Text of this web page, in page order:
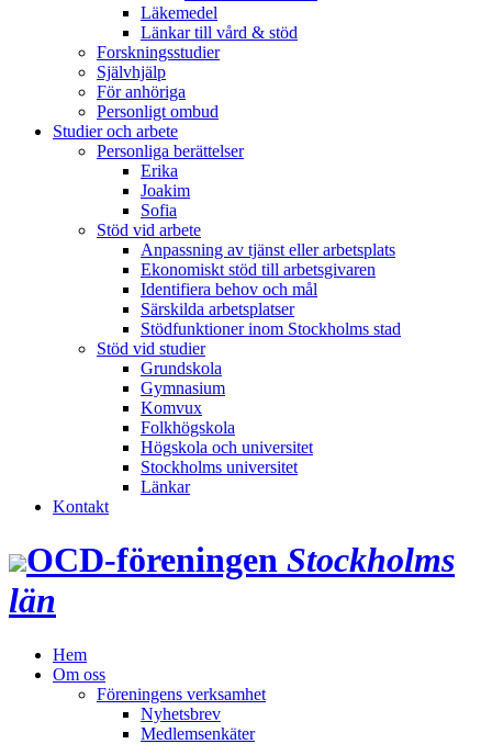
Läkemedel
Länkar till vård & stöd
Forskningsstudier
Självhjälp
För anhöriga
Personligt ombud
Studier och arbete
Personliga berättelser
Erika
Joakim
Sofia
Stöd vid arbete
Anpassning av tjänst eller arbetsplats
Ekonomiskt stöd till arbetsgivaren
Identifiera behov och mål
Särskilda arbetsplatser
Stödfunktioner inom Stockholms stad
Stöd vid studier
Grundskola
Gymnasium
Komvux
Folkhögskola
Högskola och universitet
Stockholms universitet
Länkar
Kontakt
OCD‑föreningen Stockholms
län
Hem
Om oss
Föreningens verksamhet
Nyhetsbrev
Medlemsenkäter